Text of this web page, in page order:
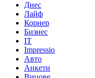
Днес
Лайф
Корнер
Бизнес
IT
Impressio
Авто
Анкети